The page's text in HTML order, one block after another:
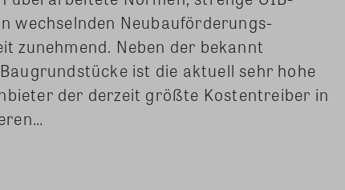
wechselnden Neubauförderungs-
zunehmend. Neben der bekannt
ist die aktuell sehr hohe
der derzeit größte Kostentreiber in